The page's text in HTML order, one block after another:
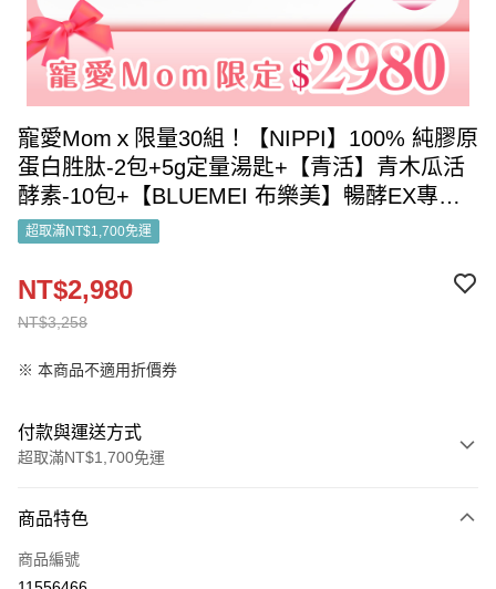
寵愛Momｘ限量30組！【NIPPI】100% 純膠原
蛋白胜肽-2包+5g定量湯匙+【青活】青木瓜活
酵素-10包+【BLUEMEI 布樂美】暢酵EX專利
益生菌-500億菌-10包
超取滿NT$1,700免運
NT$3,258
NT$2,980
※ 本商品不適用折價券
付款與運送方式
超取滿NT$1,700免運
信用卡一次付款
LINE Pay
商品特色
商品編號